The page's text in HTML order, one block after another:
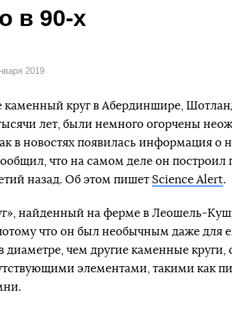
в 90-х
2019
круг в Абердиншире,
лет, были немного огорчены
в новостях появилась информация о
что на самом деле он построил
назад. Об этом пишет Science Alert.
найденный на ферме в Леошель-
что он был необычным даже для
чем другие каменные круги,
элементами, такими как